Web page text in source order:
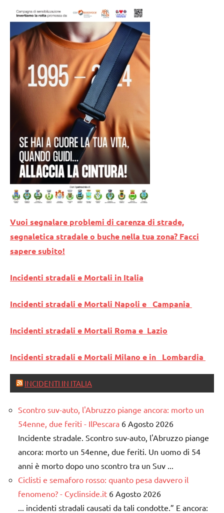
Vuoi segnalare problemi di carenza di strade,
segnaletica stradale o buche nella tua zona? Facci
sapere subito!
Incidenti stradali e Mortali in Italia
Incidenti stradali e Mortali Napoli e Campania
Incidenti stradali e Mortali Roma e Lazio
Incidenti stradali e Mortali Milano e in Lombardia
INCIDENTI IN ITALIA
Scontro suv-auto, l'Abruzzo piange ancora: morto un
54enne, due feriti - IlPescara 6 Agosto 2026
Incidente stradale. Scontro suv-auto, l'Abruzzo piange
ancora: morto un 54enne, due feriti. Un uomo di 54
anni è morto dopo uno scontro tra un Suv ...
Ciclisti e semaforo rosso: quanto pesa davvero il
fenomeno? - Cyclinside.it 6 Agosto 2026
... incidenti stradali causati da tali condotte.” E ancora: